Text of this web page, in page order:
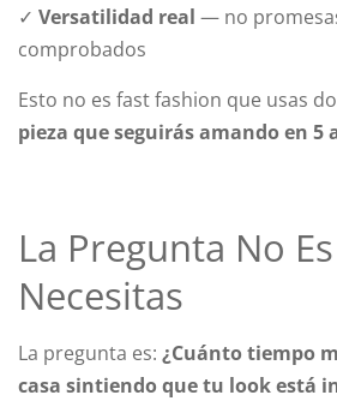
✓ Versatilidad real — no
comprobados
Esto no es fast fashion que usas
pieza que seguirás amando en 5
La Pregunta No
Necesitas
La pregunta es: ¿Cuánto tiempo
casa sintiendo que tu look está